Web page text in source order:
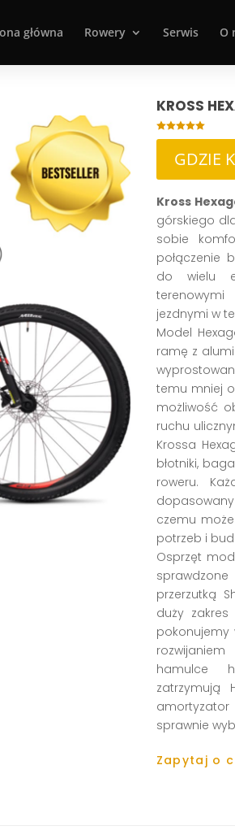
główna Rowery Serwis O
KROSS

GDZIE
Kross
górskiego
sobie
połączenie
do wielu
jezdnymi w
Model
ramę z
temu mniej
możliwość
ruchu
Krossa
błotniki,
roweru.
dopasowany
czemu
potrzeb i
Osprzęt
przerzutką
duży
pokonujemy
hamulce
zatrzymują
amortyzator
sprawnie
Zapytaj o